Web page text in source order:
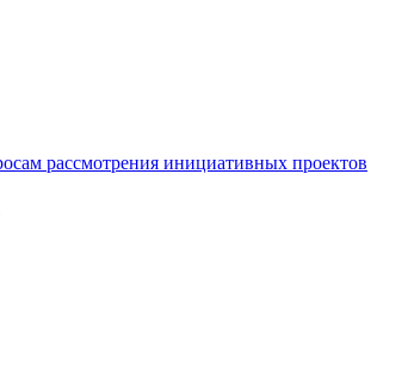
рассмотрения инициативных проектов